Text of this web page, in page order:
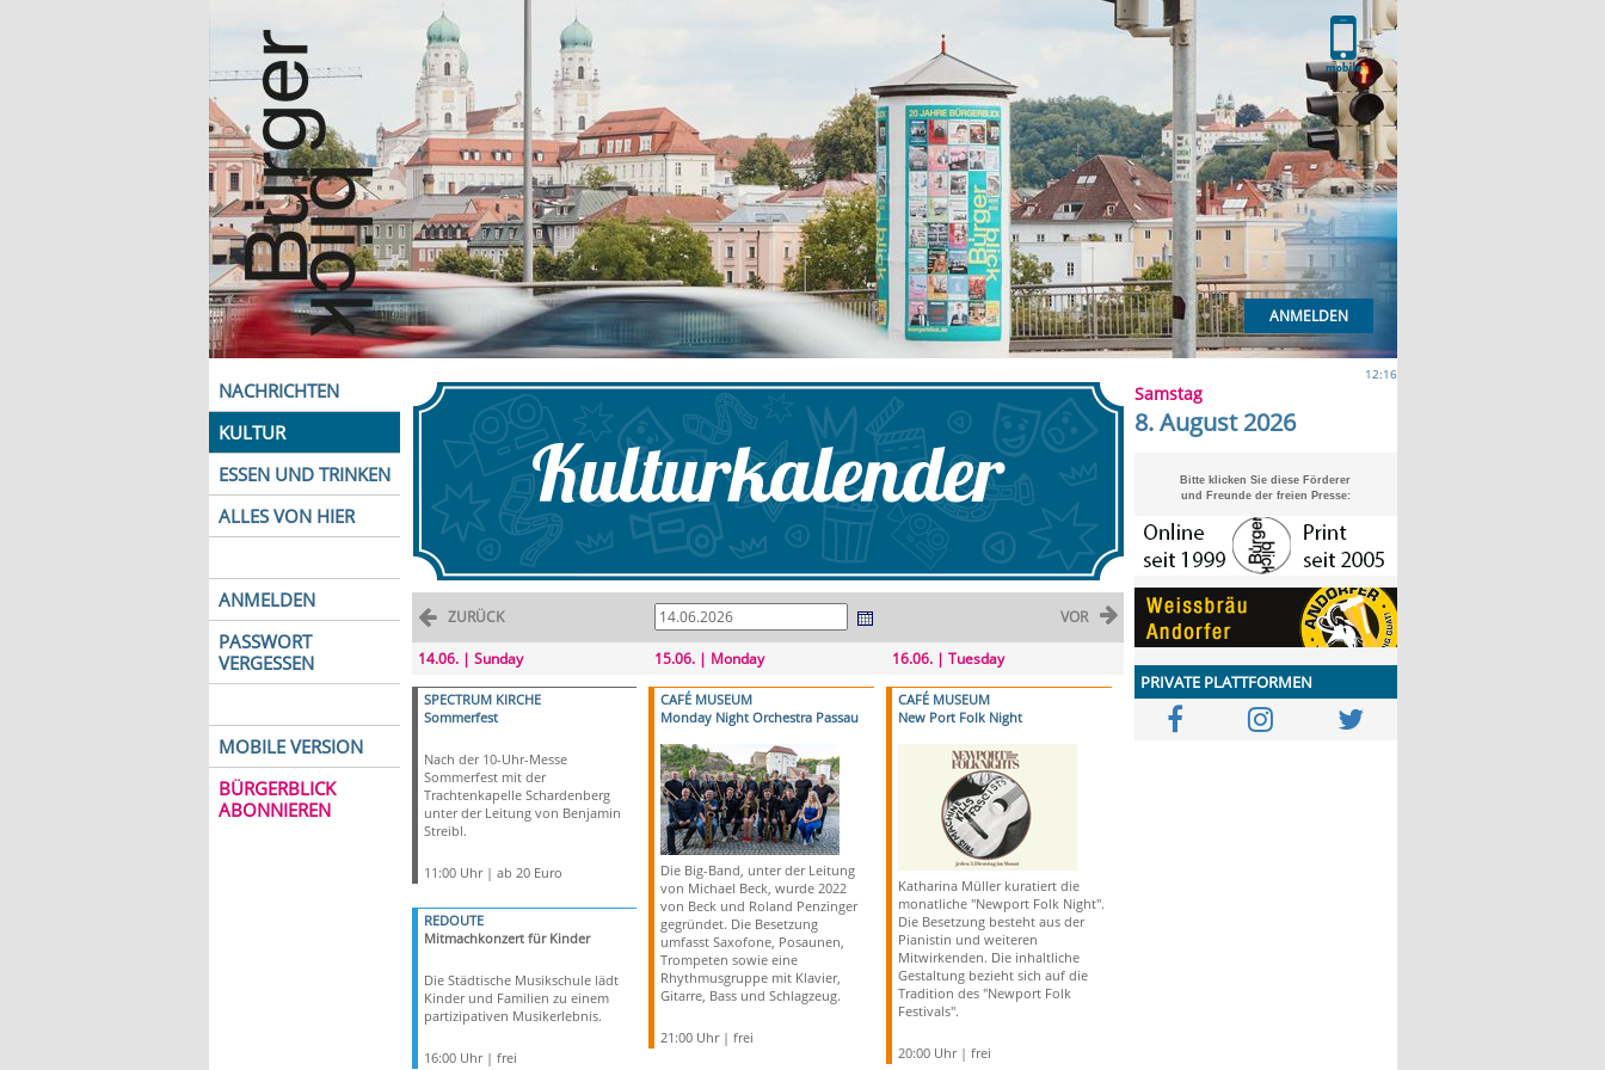
ANMELDEN
NACHRICHTEN
KULTUR
ESSEN UND TRINKEN
ALLES VON HIER
ANMELDEN
PASSWORT
VERGESSEN
MOBILE VERSION
BÜRGERBLICK
ABONNIEREN
ZURÜCK VOR
14.06. | Sunday
SPECTRUM KIRCHE
Sommerfest
Nach der 10-Uhr-Messe
Sommerfest mit der
Trachtenkapelle Schardenberg
unter der Leitung von Benjamin
Streibl.
11:00 Uhr | ab 20 Euro
REDOUTE
Mitmachkonzert für Kinder
Die Städtische Musikschule lädt
Kinder und Familien zu einem
partizipativen Musikerlebnis.
16:00 Uhr | frei
15.06. | Monday
CAFÉ MUSEUM
Monday Night Orchestra Passau
Die Big-Band, unter der Leitung
von Michael Beck, wurde 2022
von Beck und Roland Penzinger
gegründet. Die Besetzung
umfasst Saxofone, Posaunen,
Trompeten sowie eine
Rhythmusgruppe mit Klavier,
Gitarre, Bass und Schlagzeug.
21:00 Uhr | frei
16.06. | Tuesday
CAFÉ MUSEUM
New Port Folk Night
Katharina Müller kuratiert die
monatliche "Newport Folk Night".
Die Besetzung besteht aus der
Pianistin und weiteren
Mitwirkenden. Die inhaltliche
Gestaltung bezieht sich auf die
Tradition des "Newport Folk
Festivals".
20:00 Uhr | frei
12:16
Samstag
8. August 2026
Bitte klicken Sie diese Förderer
und Freunde der freien Presse:
PRIVATE PLATTFORMEN